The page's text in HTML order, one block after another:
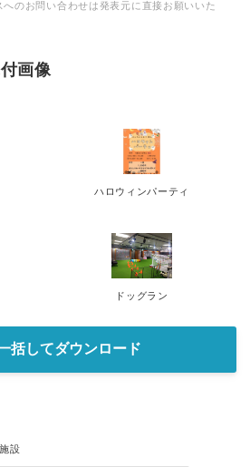
のお問い合わせは発表元に直接お願いいた
画像
ハロウィンパーティ
ドッグラン
括してダウンロード
設